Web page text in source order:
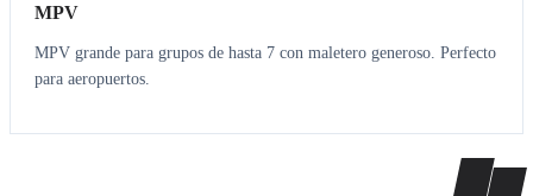
MPV
MPV grande para grupos de hasta 7 con maletero generoso. Perfecto
para aeropuertos.